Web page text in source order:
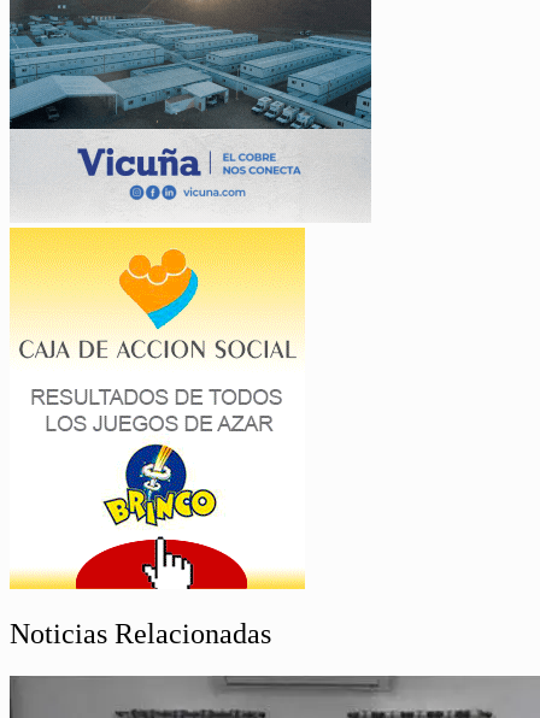
Noticias Relacionadas